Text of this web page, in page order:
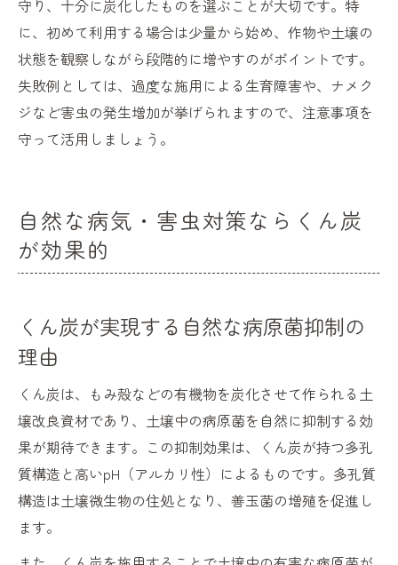
守り、十分に炭化したものを選ぶことが大切です。特
に、初めて利用する場合は少量から始め、作物や土壌の
状態を観察しながら段階的に増やすのがポイントです。
失敗例としては、過度な施用による生育障害や、ナメク
ジなど害虫の発生増加が挙げられますので、注意事項を
守って活用しましょう。
自然な病気・害虫対策ならくん炭
が効果的
くん炭が実現する自然な病原菌抑制の
理由
くん炭は、もみ殻などの有機物を炭化させて作られる土
壌改良資材であり、土壌中の病原菌を自然に抑制する効
果が期待できます。この抑制効果は、くん炭が持つ多孔
質構造と高いpH（アルカリ性）によるものです。多孔質
構造は土壌微生物の住処となり、善玉菌の増殖を促進し
ます。